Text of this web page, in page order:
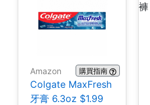
Amazon 購買指南
Colgate MaxFresh
牙膏 6.3oz $1.99